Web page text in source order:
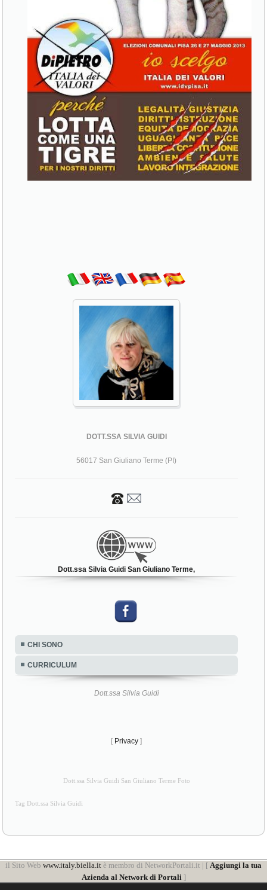
DOTT.SSA SILVIA GUIDI
56017 San Giuliano Terme (PI)
Dott.ssa Silvia Guidi San Giuliano Terme,
CHI SONO
CURRICULUM
Dott.ssa Silvia Guidi
[ Privacy ]
Dott.ssa Silvia Guidi San Giuliano Terme Foto
Tag Dott.ssa Silvia Guidi
il Sito Web www.italy.biella.it è membro di NetworkPortali.it | [ Aggiungi la tua
Azienda al Network di Portali]